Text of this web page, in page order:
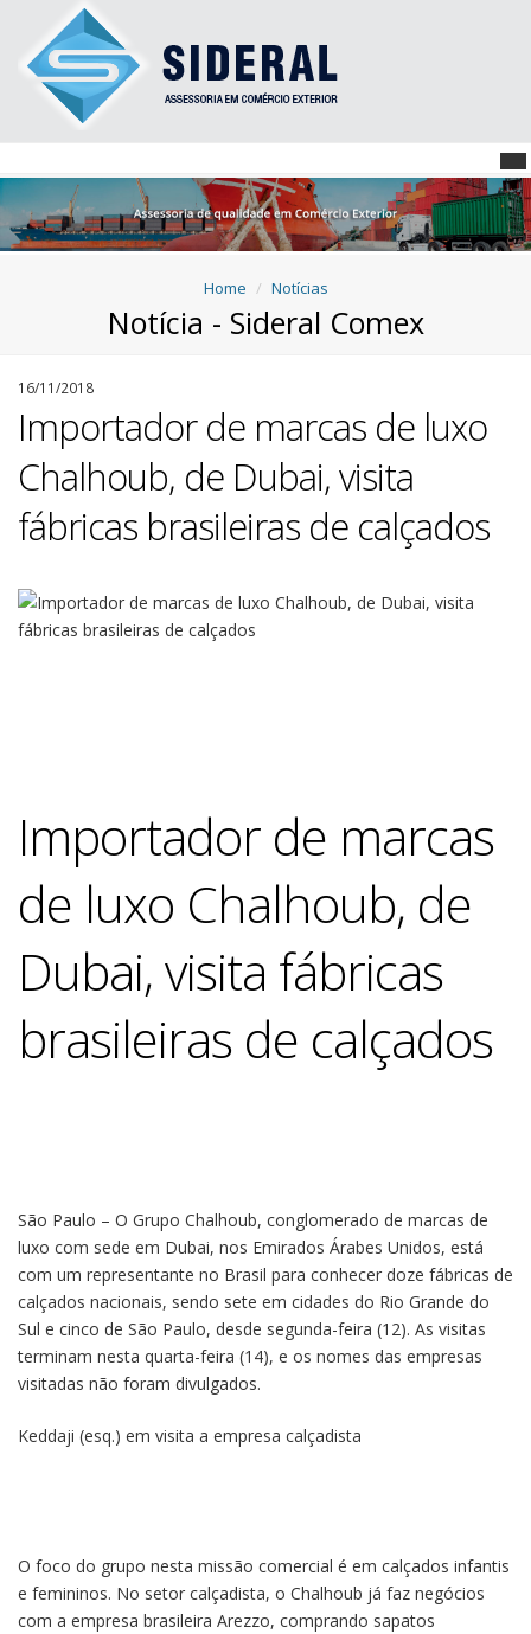
Home Notícias
Notícia - Sideral Comex
16/11/2018
Importador de marcas de luxo
Chalhoub, de Dubai, visita
fábricas brasileiras de calçados
Importador de marcas
de luxo Chalhoub, de
Dubai, visita fábricas
brasileiras de calçados
São Paulo – O Grupo Chalhoub, conglomerado de marcas de
luxo com sede em Dubai, nos Emirados Árabes Unidos, está
com um representante no Brasil para conhecer doze fábricas de
calçados nacionais, sendo sete em cidades do Rio Grande do
Sul e cinco de São Paulo, desde segunda-feira (12). As visitas
terminam nesta quarta-feira (14), e os nomes das empresas
visitadas não foram divulgados.
Keddaji (esq.) em visita a empresa calçadista
O foco do grupo nesta missão comercial é em calçados infantis
e femininos. No setor calçadista, o Chalhoub já faz negócios
com a empresa brasileira Arezzo, comprando sapatos